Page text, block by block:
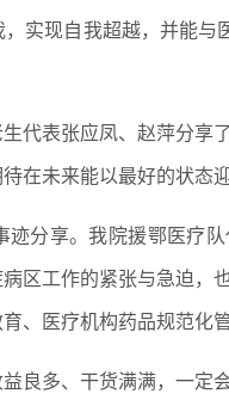
实现自我超越，并能
代表张应凤、赵萍分
在未来能以最好的状态
迹分享。我院援鄂医疗
区工作的紧张与急迫
、医疗机构药品规范化
良多、干货满满，一